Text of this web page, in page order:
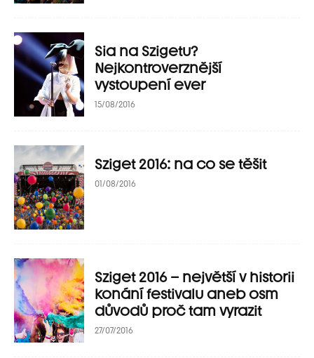
Sia na Szigetu?
Nejkontroverznější
vystoupení ever
15/08/2016
Sziget 2016: na co se těšit
01/08/2016
Sziget 2016 – největší v historii
konání festivalu aneb osm
důvodů proč tam vyrazit
27/07/2016